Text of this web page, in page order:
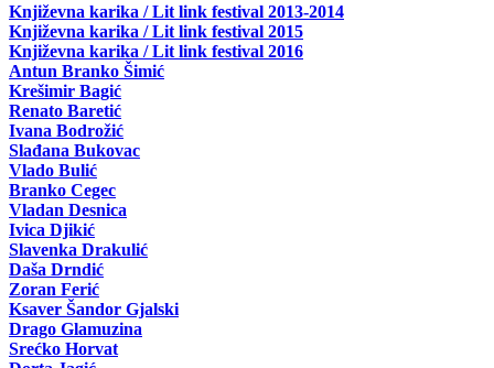
Književna karika / Lit link festival 2013-2014
Književna karika / Lit link festival 2015
Književna karika / Lit link festival 2016
Antun Branko Šimić
Krešimir Bagić
Renato Baretić
Ivana Bodrožić
Slađana Bukovac
Vlado Bulić
Branko Cegec
Vladan Desnica
Ivica Djikić
Slavenka Drakulić
Daša Drndić
Zoran Ferić
Ksaver Šandor Gjalski
Drago Glamuzina
Srećko Horvat